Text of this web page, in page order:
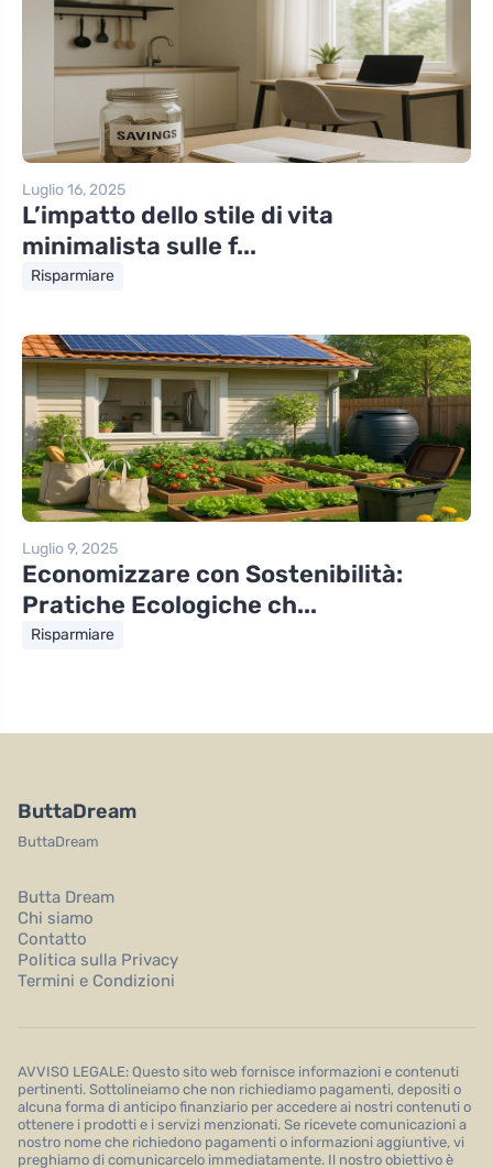
Luglio 16, 2025
L’impatto dello stile di vita
minimalista sulle f...
Risparmiare
Luglio 9, 2025
Economizzare con Sostenibilità:
Pratiche Ecologiche ch...
Risparmiare
ButtaDream
ButtaDream
Butta Dream
Chi siamo
Contatto
Politica sulla Privacy
Termini e Condizioni
AVVISO LEGALE: Questo sito web fornisce informazioni e contenuti
pertinenti. Sottolineiamo che non richiediamo pagamenti, depositi o
alcuna forma di anticipo finanziario per accedere ai nostri contenuti o
ottenere i prodotti e i servizi menzionati. Se ricevete comunicazioni a
nostro nome che richiedono pagamenti o informazioni aggiuntive, vi
preghiamo di comunicarcelo immediatamente. Il nostro obiettivo è